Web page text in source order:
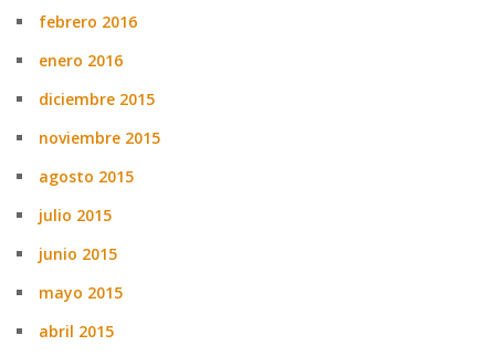
febrero 2016
enero 2016
diciembre 2015
noviembre 2015
agosto 2015
julio 2015
junio 2015
mayo 2015
abril 2015